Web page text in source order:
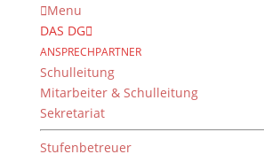
Menu
DAS DG
ANSPRECHPARTNER
Schulleitung
Mitarbeiter & Schulleitung
Sekretariat
Stufenbetreuer